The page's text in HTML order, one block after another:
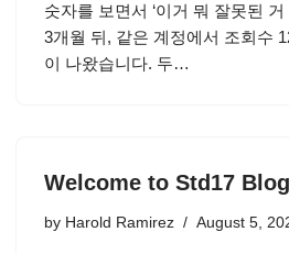
숫자를 보면서 ‘이거 뭐 잘못된
3개월 뒤, 같은 계정에서 조회수
이 나왔습니다. 두…
Welcome to Std17 Blog
by Harold Ramirez August 5,